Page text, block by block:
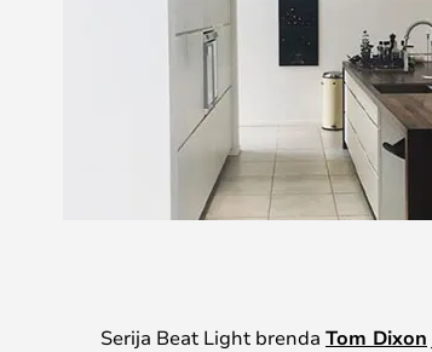
Serija Beat Light brenda Tom Dixon